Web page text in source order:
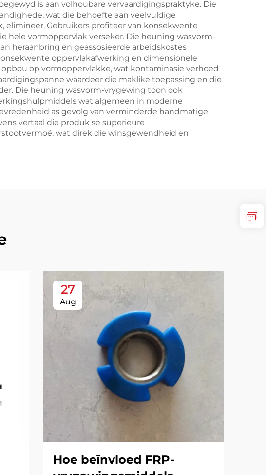
is aan volhoubare vervaardigingspraktyke. Die
wat die behoefte aan veelvuldige
Gebruikers profiteer van konsekwente
hele vormoppervlak verseker. Die heuning wasvorm-
heraanbring en geassosieerde arbeidskostes
oppervlakafwerking en dimensionele
op vormoppervlakke, wat kontaminasie verhoed
waardeer die maklike toepassing en die
Die heuning wasvorm-vrygewing toon ook
wat algemeen in moderne
as gevolg van verminderde handmatige
vertaal die produk se superieure
wat direk die winsgewendheid en
27
Aug
Hoe beïnvloed FRP-